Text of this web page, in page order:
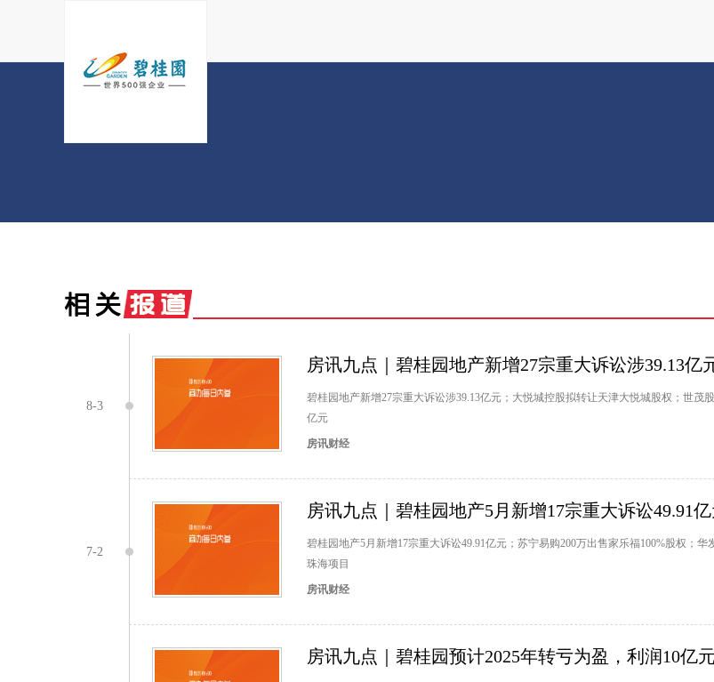
8-3
房讯九点｜碧桂园地产新增27宗重大诉讼涉39.13亿
碧桂园地产新增27宗重大诉讼涉39.13亿元；大悦城控股拟转让天津大悦城股权；世茂
亿元
房讯财经
7-2
房讯九点｜碧桂园地产5月新增17宗重大诉讼49.91
碧桂园地产5月新增17宗重大诉讼49.91亿元；苏宁易购200万出售家乐福100%股权；华
珠海项目
房讯财经
房讯九点｜碧桂园预计2025年转亏为盈，利润10亿元